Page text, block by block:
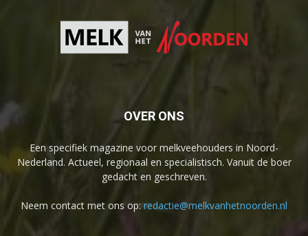
OVER ONS
Een specifiek magazine voor melkveehouders in Noord-
Nederland. Actueel, regionaal en specialistisch. Vanuit de boer
gedacht en geschreven.
Neem contact met ons op: redactie@melkvanhetnoorden.nl